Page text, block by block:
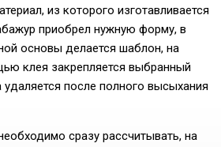
из которого изготавливается
приобрел нужную форму, в
основы делается шаблон, на
клея закрепляется выбранный
удаляется после полного высыхания
сразу рассчитывать, на